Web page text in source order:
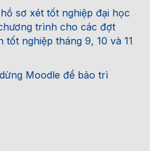
sơ xét tốt nghiệp đại học
trình cho các đợt
tốt nghiệp tháng 9, 10 và 11
Moodle để bảo trì